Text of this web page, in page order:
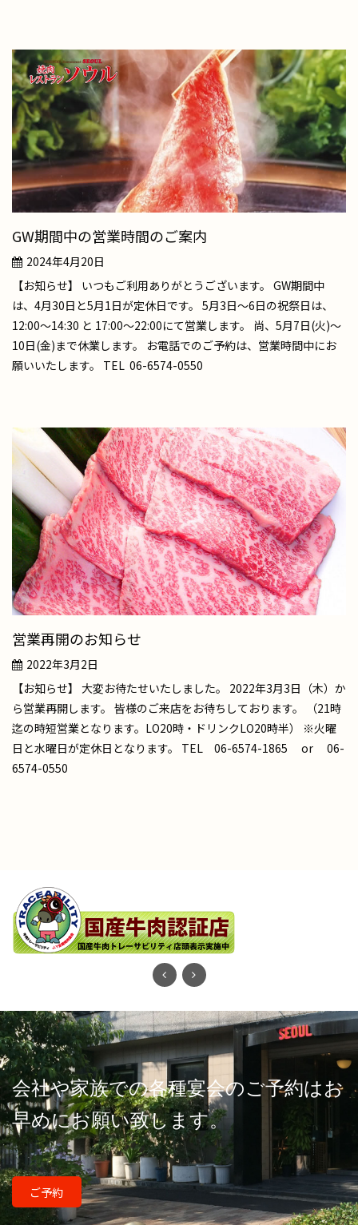
GW期間中の営業時間のご案内
2024年4月20日
【お知らせ】 いつもご利用ありがとうございます。 GW期間中
は、4月30日と5月1日が定休日です。 5月3日～6日の祝祭日は、
12:00～14:30 と 17:00～22:00にて営業します。 尚、5月7日(火)～
10日(金)まで休業します。 お電話でのご予約は、営業時間中にお
願いいたします。 TEL 06-6574-0550
営業再開のお知らせ
2022年3月2日
【お知らせ】 大変お待たせいたしました。 2022年3月3日（木）か
ら営業再開します。 皆様のご来店をお待ちしております。 （21時
迄の時短営業となります。LO20時・ドリンクLO20時半） ※火曜
日と水曜日が定休日となります。 TEL 06-6574-1865 or 06-
6574-0550
会社や家族での各種宴会のご予約はお
早めにお願い致します。
ご予約